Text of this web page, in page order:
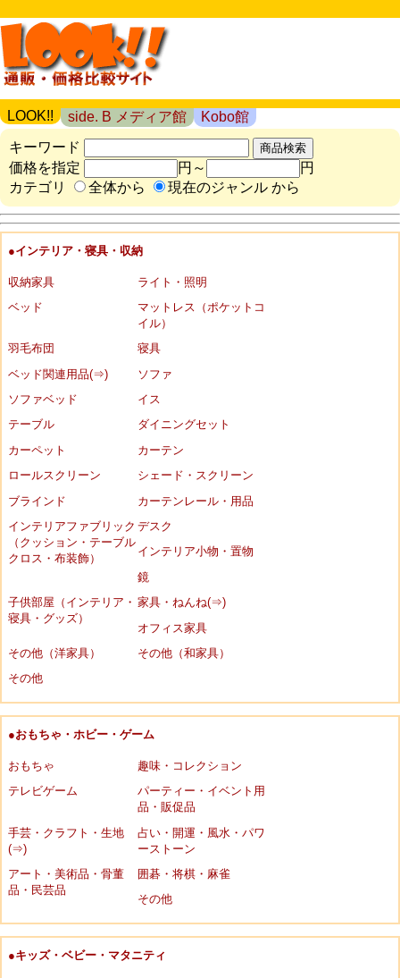
LOOK!! side. B メディア館
Kobo館
キーワード
価格を指定
円～
円
カテゴリ
全体から 現在のジャンル から
●インテリア・寝具・収納
収納家具
ライト・照明
ベッド
マットレス（ポケットコ
イル）
羽毛布団
寝具
ベッド関連用品(⇒)
ソファ
ソファベッド
イス
テーブル
ダイニングセット
カーペット
カーテン
ロールスクリーン
シェード・スクリーン
ブラインド
カーテンレール・用品
インテリアファブリック
（クッション・テーブル
クロス・布装飾）
デスク
インテリア小物・置物
鏡
子供部屋（インテリア・
寝具・グッズ）
家具・ねんね(⇒)
オフィス家具
その他（洋家具）
その他（和家具）
その他
●おもちゃ・ホビー・ゲーム
おもちゃ
趣味・コレクション
テレビゲーム
パーティー・イベント用
品・販促品
手芸・クラフト・生地
(⇒)
占い・開運・風水・パワ
ーストーン
アート・美術品・骨董
品・民芸品
囲碁・将棋・麻雀
その他
●キッズ・ベビー・マタニティ